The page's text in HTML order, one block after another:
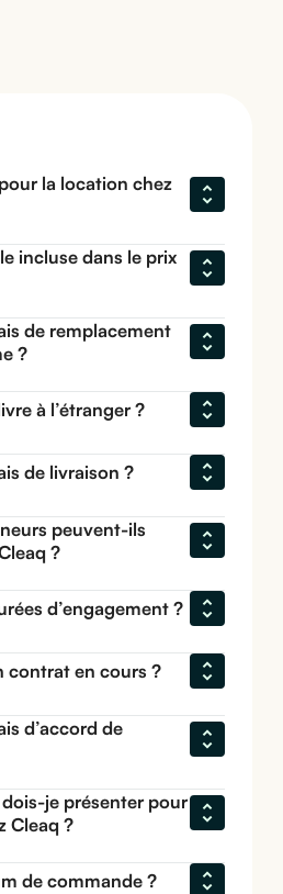
la location chez
incluse dans le prix
de remplacement
?
à l’étranger ?
de livraison ?
peuvent-ils
?
d’engagement ?
contrat en cours ?
d’accord de
je présenter pour
Cleaq ?
de commande ?